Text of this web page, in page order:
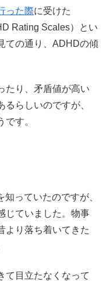
った際に受けた
Rating Scales）とい
ての通り、ADHDの傾
たり、矛盾値が高い
らしいのですが、
す。
っていたのですが、
じていました。物事
より落ち着いてきた
て目立たなくなって